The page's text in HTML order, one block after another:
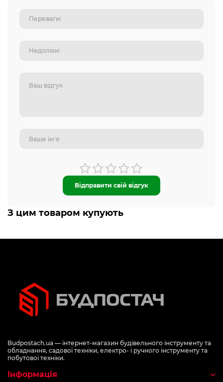
Відправити свій відгук
З цим товаром купують
Budpostach.ua — інтернет-магазин будівельного інструменту та
обладнання, садової техніки, електро- і ручного інструменту та
побутової техніки.
Інформація